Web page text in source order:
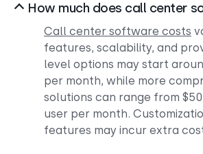
How much does call center
Call center software costs
features, scalability, and
level options may start
per month, while more
solutions can range from
user per month.
features may incur extra